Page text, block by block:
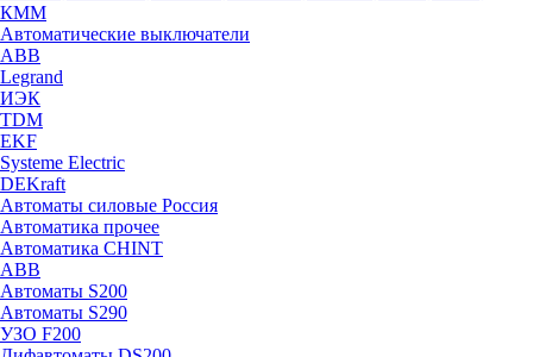
КММ
Автоматические выключатели
ABB
Legrand
ИЭК
TDM
EKF
Systeme Electric
DEKraft
Автоматы силовые Россия
Автоматика прочее
Автоматика CHINT
ABB
Автоматы S200
Автоматы S290
УЗО F200